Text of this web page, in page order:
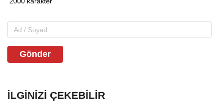
Gönder
İLGINIZI ÇEKEBILIR